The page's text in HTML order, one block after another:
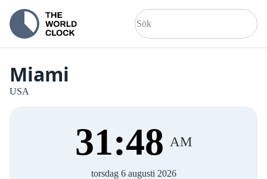
Miami
USA
31:48 AM
torsdag 6 augusti 2026